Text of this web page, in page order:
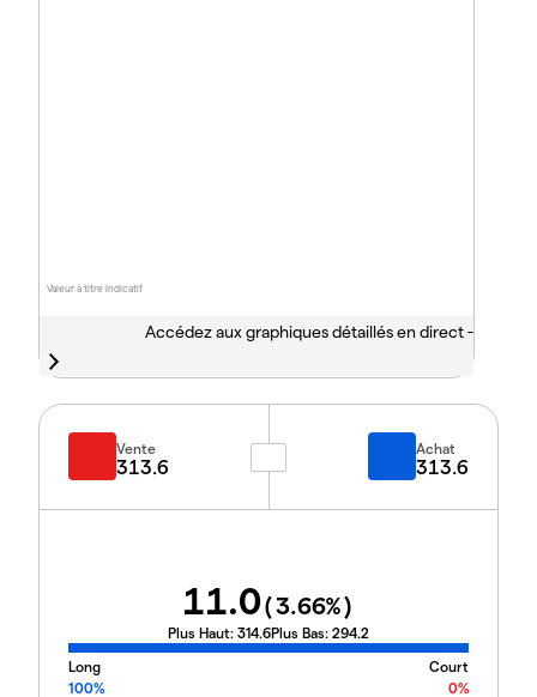
Valeur à titre indicatif
Accédez aux graphiques détaillés en direct -
Vente
313.6
Achat
313.6
11.0(3.66%)
Plus Haut: 314.6Plus Bas: 294.2
Long
Court
100%
0%